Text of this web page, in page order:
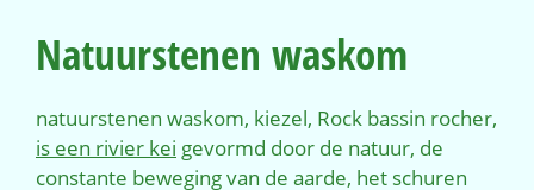
Natuurstenen waskom
natuurstenen waskom, kiezel, Rock bassin rocher,
is een rivier kei gevormd door de natuur, de
constante beweging van de aarde, het schuren